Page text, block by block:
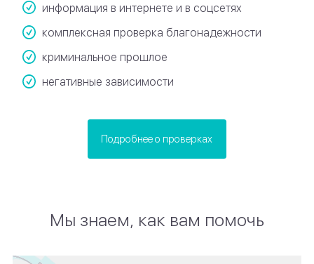
информация в интернете и в соцсетях
комплексная проверка благонадежности
криминальное прошлое
негативные зависимости
Подробнее о проверках
Мы знаем, как вам помочь